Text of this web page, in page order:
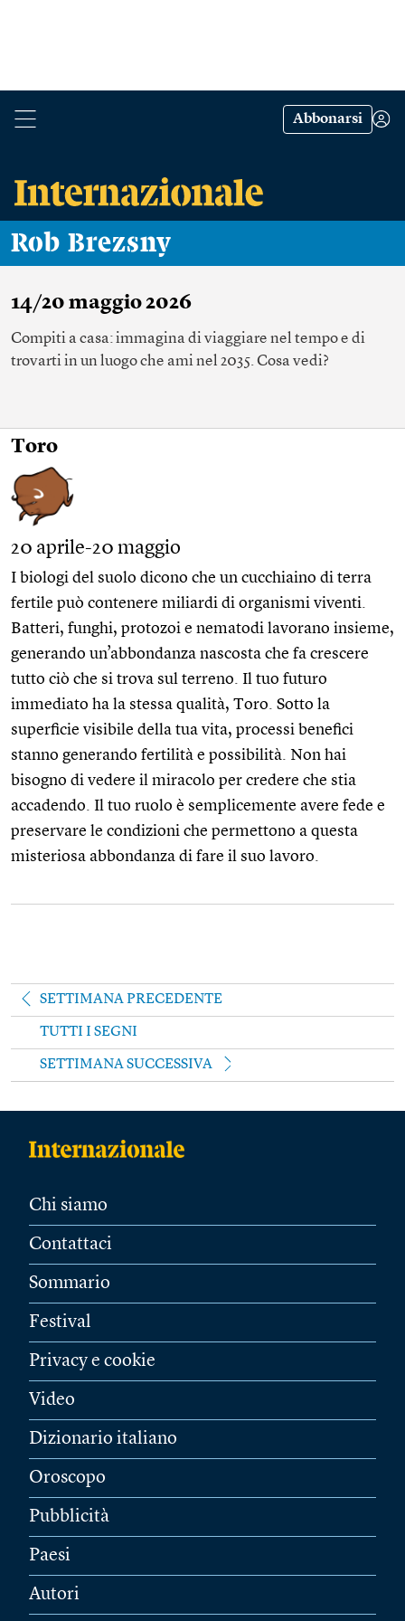
Abbonarsi
Rob Brezsny
14/20 maggio 2026
Compiti a casa: immagina di viaggiare nel tempo e di
trovarti in un luogo che ami nel 2035. Cosa vedi?
Toro
20 aprile-20 maggio
I biologi del suolo dicono che un cucchiaino di terra
fertile può contenere miliardi di organismi viventi.
Batteri, funghi, protozoi e nematodi lavorano insieme,
generando un’abbondanza nascosta che fa crescere
tutto ciò che si trova sul terreno. Il tuo futuro
immediato ha la stessa qualità, Toro. Sotto la
superficie visibile della tua vita, processi benefici
stanno generando fertilità e possibilità. Non hai
bisogno di vedere il miracolo per credere che stia
accadendo. Il tuo ruolo è semplicemente avere fede e
preservare le condizioni che permettono a questa
misteriosa abbondanza di fare il suo lavoro.
SETTIMANA PRECEDENTE
TUTTI I SEGNI
SETTIMANA SUCCESSIVA
Chi siamo
Contattaci
Sommario
Festival
Privacy e cookie
Video
Dizionario italiano
Oroscopo
Pubblicità
Paesi
Autori